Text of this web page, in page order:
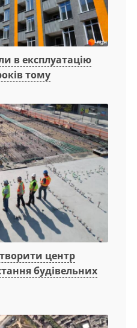
в експлуатацію
тому
центр
будівельних